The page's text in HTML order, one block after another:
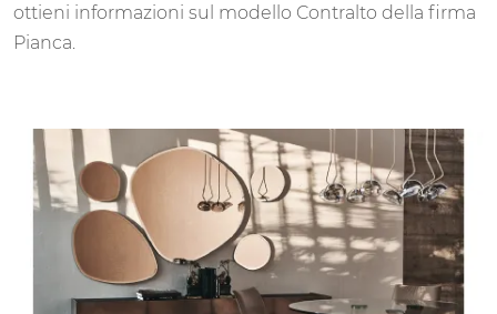
ottieni informazioni sul modello Contralto della firma
Pianca.